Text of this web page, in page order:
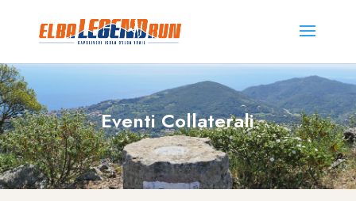
Eventi Collaterali